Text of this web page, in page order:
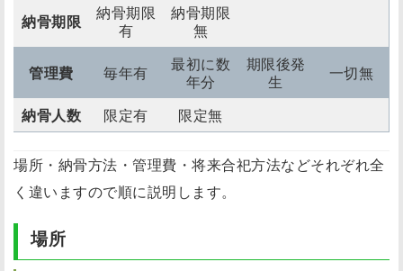
納骨期限
納骨期限
有
納骨期限
無
管理費 毎年有
最初に数
年分
期限後発
生
一切無
納骨人数 限定有 限定無
場所・納骨方法・管理費・将来合祀方法などそれぞれ全
く違いますので順に説明します。
場所